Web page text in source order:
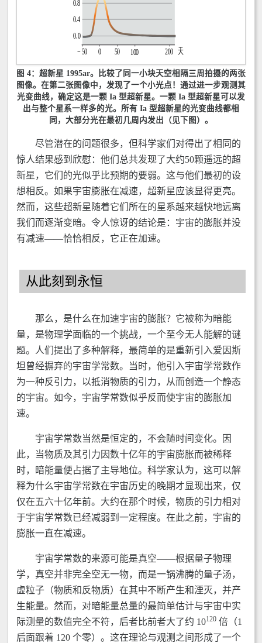
图 4：超新星 1995ar。比较了同一小块天空相隔三周拍摄的两张
图像。在第二张图像中，发现了一个小光点！通过进一步观测其
光变曲线，确定这是一颗 Ia 型超新星。一颗 Ia 型超新星可以发
出与整个星系一样多的光。所有 Ia 型超新星的光变曲线都相
同，大部分光在最初几周内发出（见下图）。
尽管潜在的问题很多，但科学家们对得出了相同的
惊人结果感到欣慰：他们总共发现了大约50颗遥远的超
新星，它们的光似乎比预期的要弱。这与他们最初的设
想相反。如果宇宙膨胀在减速，超新星应该显得更亮。
然而，这些超新星随着它们所在的星系越来越快地远离
我们而逐渐变暗。令人惊讶的结论是：宇宙的膨胀并没
有减速——恰恰相反，它正在加速。
从此刻到永恒
那么，是什么在加速宇宙的膨胀？它被称为暗能
量，是物理学面临的一个挑战，一个至今无人能解的谜
题。人们提出了多种解释，最简单的是重新引入爱因斯
坦曾经摒弃的宇宙学常数。当时，他引入宇宙学常数作
为一种反引力，以抵消物质的引力，从而创造一个静态
的宇宙。如今，宇宙学常数似乎反而使宇宙的膨胀加
速。
宇宙学常数当然是恒定的，不会随时间变化。因
此，当物质及其引力因数十亿年的宇宙膨胀而被稀释
时，暗能量便占据了主导地位。科学家认为，这可以解
释为什么宇宙学常数在宇宙历史的晚期才显现出来，仅
仅在五六十亿年前。大约在那个时候，物质的引力相对
于宇宙学常数已经减弱到一定程度。在此之前，宇宙的
膨胀一直在减速。
宇宙学常数的来源可能是真空——根据量子物理
学，真空并非完全空无一物，而是一锅沸腾的量子汤，
虚粒子（物质和反物质）在其中不断产生和湮灭，并产
生能量。然而，对暗能量总量的最简单估计与宇宙中实
际测量的数值完全不符，后者比前者大了约 10120 倍（1
后面跟着 120 个零）。这在理论与观测之间形成了一个